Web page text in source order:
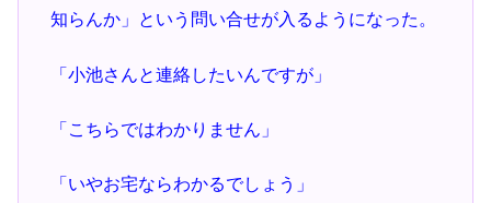
知らんか」という問い合せが入るようになった。
「小池さんと連絡したいんですが」
「こちらではわかりません」
「いやお宅ならわかるでしょう」